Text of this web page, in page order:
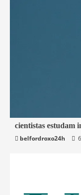
2 min read
Mundo
cientistas estudam
belfordroxo24h